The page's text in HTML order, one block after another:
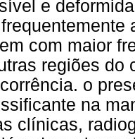
e
com maior
regiões do
o
na
clínicas,